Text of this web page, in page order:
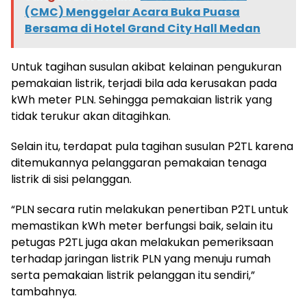
(CMC) Menggelar Acara Buka Puasa
Bersama di Hotel Grand City Hall Medan
Untuk tagihan susulan akibat kelainan pengukuran
pemakaian listrik, terjadi bila ada kerusakan pada
kWh meter PLN. Sehingga pemakaian listrik yang
tidak terukur akan ditagihkan.
Selain itu, terdapat pula tagihan susulan P2TL karena
ditemukannya pelanggaran pemakaian tenaga
listrik di sisi pelanggan.
“PLN secara rutin melakukan penertiban P2TL untuk
memastikan kWh meter berfungsi baik, selain itu
petugas P2TL juga akan melakukan pemeriksaan
terhadap jaringan listrik PLN yang menuju rumah
serta pemakaian listrik pelanggan itu sendiri,”
tambahnya.